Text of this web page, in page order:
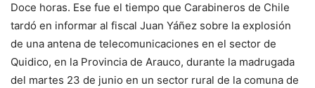
Doce horas. Ese fue el tiempo que Carabineros de Chile
tardó en informar al fiscal Juan Yáñez sobre la explosión
de una antena de telecomunicaciones en el sector de
Quidico, en la Provincia de Arauco, durante la madrugada
del martes 23 de junio en un sector rural de la comuna de